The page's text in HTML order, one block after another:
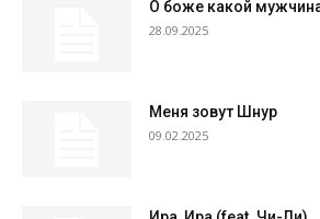
О боже какой
28.09.2025
Меня зовут Шнур
09.02.2025